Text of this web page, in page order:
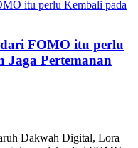
FOMO itu perlu
Jaga Pertemanan
Dakwah Digital, Lora